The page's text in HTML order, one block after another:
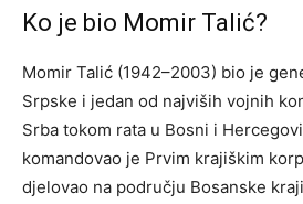
Ko je bio Momir Talić?
Momir Talić (1942–2003) bio je
Srpske i jedan od najviših vojnih
Srba tokom rata u Bosni i
komandovao je Prvim krajiškim
djelovao na području Bosanske